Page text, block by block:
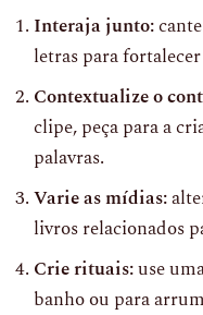
Interaja junto:
letras para
Contextualize o
clipe, peça para a
palavras.
Varie as mídias:
livros relacionados
Crie rituais:use
banho ou para